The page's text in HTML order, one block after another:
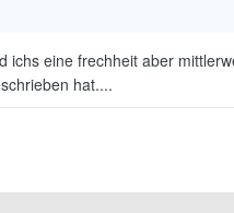
ichs eine frechheit aber
hat....